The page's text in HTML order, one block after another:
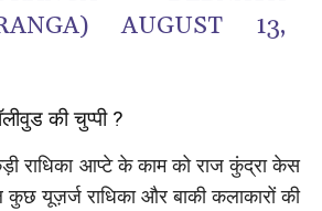
AUGUST 13,
की चुप्पी ?
राधिका आप्टे के काम को राज कुंद्रा केस
यूज़र्ज राधिका और बाकी कलाकारों की